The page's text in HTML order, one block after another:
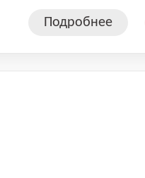
Подробнее